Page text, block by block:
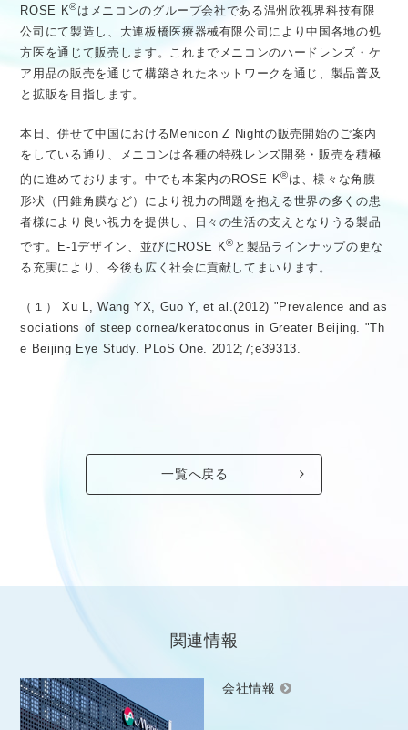
ROSE K®はメニコンのグループ会社である温州欣视界科技有限
公司にて製造し、大連板橋医療器械有限公司により中国各地の処
方医を通じて販売します。これまでメニコンのハードレンズ・ケ
ア用品の販売を通じて構築されたネットワークを通じ、製品普及
と拡販を目指します。
本日、併せて中国におけるMenicon Z Nightの販売開始のご案内
をしている通り、メニコンは各種の特殊レンズ開発・販売を積極
的に進めております。中でも本案内のROSE K®は、様々な角膜
形状（円錐角膜など）により視力の問題を抱える世界の多くの患
者様により良い視力を提供し、日々の生活の支えとなりうる製品
です。E-1デザイン、並びにROSE K® と製品ラインナップの更な
る充実により、今後も広く社会に貢献してまいります。
（１） Xu L, Wang YX, Guo Y, et al.(2012) "Prevalence and as
sociations of steep cornea/keratoconus in Greater Beijing. "Th
e Beijing Eye Study. PLoS One. 2012;7;e39313.
一覧へ戻る
関連情報
会社情報